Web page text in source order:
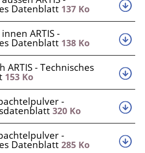
Datenblatt 137 Ko
ARTIS -
Datenblatt 138 Ko
ARTIS - Technisches
153 Ko
-
320 Ko
-
Datenblatt 285 Ko